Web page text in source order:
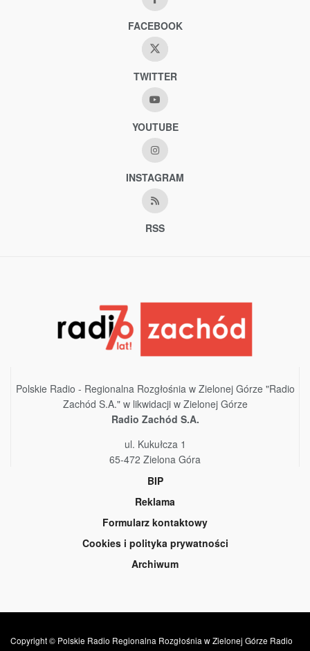
FACEBOOK
TWITTER
YOUTUBE
INSTAGRAM
RSS
Polskie Radio - Regionalna Rozgłośnia w Zielonej Górze "Radio
Zachód S.A." w likwidacji w Zielonej Górze
Radio Zachód S.A.
ul. Kukułcza 1
65-472 Zielona Góra
BIP
Reklama
Formularz kontaktowy
Cookies i polityka prywatności
Archiwum
Copyright © Polskie Radio Regionalna Rozgłośnia w Zielonej Górze Radio